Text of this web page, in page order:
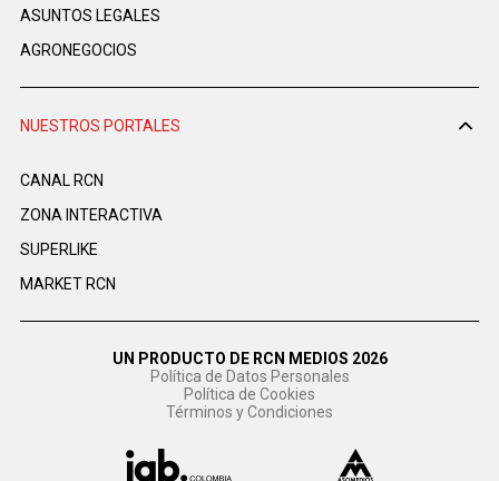
ASUNTOS LEGALES
AGRONEGOCIOS
NUESTROS PORTALES
CANAL RCN
ZONA INTERACTIVA
SUPERLIKE
MARKET RCN
UN PRODUCTO DE RCN MEDIOS 2026
Política de Datos Personales
Política de Cookies
Términos y Condiciones